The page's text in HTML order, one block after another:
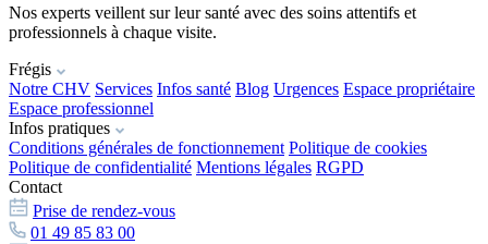
Nos experts veillent sur leur santé avec des soins attentifs et
professionnels à chaque visite.
Frégis
Notre CHV Services Infos santé Blog Urgences Espace propriétaire
Espace professionnel
Infos pratiques
Conditions générales de fonctionnement Politique de cookies
Politique de confidentialité Mentions légales RGPD
Contact
Prise de rendez-vous
01 49 85 83 00